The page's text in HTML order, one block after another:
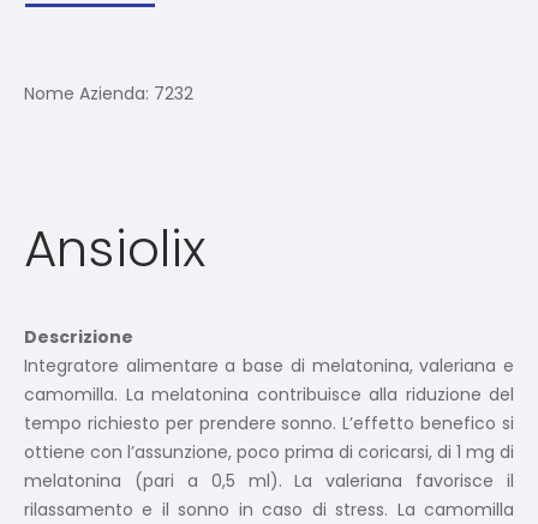
Nome Azienda: 7232
Ansiolix
Descrizione
Integratore alimentare a base di melatonina, valeriana e
camomilla. La melatonina contribuisce alla riduzione del
tempo richiesto per prendere sonno. L’effetto benefico si
ottiene con l’assunzione, poco prima di coricarsi, di 1 mg di
melatonina (pari a 0,5 ml). La valeriana favorisce il
rilassamento e il sonno in caso di stress. La camomilla